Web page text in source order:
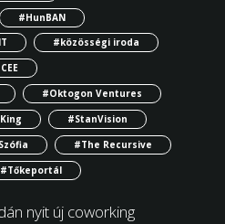
#HunBAN
#közösségi iroda
#Oktogon Ventures
#StanVision
#The Recursive
#Tőkeportál
nyit új coworking